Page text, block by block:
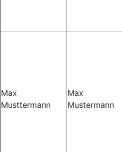
Max
Musttermann
Max
Mustermann